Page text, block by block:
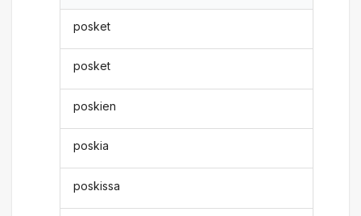
posket
posket
poskien
poskia
poskissa